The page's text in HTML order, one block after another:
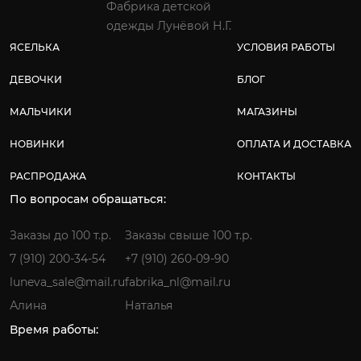
Фабрика детской
одежды Лунёвой Н.Г.
ЯСЕЛЬКА
ДЕВОЧКИ
МАЛЬЧИКИ
НОВИНКИ
РАСПРОДАЖА
УСЛОВИЯ РАБОТЫ
БЛОГ
МАГАЗИНЫ
ОПЛАТА И ДОСТАВКА
КОНТАКТЫ
По вопросам обращаться:
Заказы до 100 т.р.
7 (910) 200-34-54
luneva_sale@mail.ru
Алина
Заказы свыше 100 т.р.
+7 (910) 260-09-90
fabrika_nl@mail.ru
Наталья
Время работы: